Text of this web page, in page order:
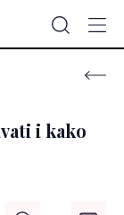
i kako